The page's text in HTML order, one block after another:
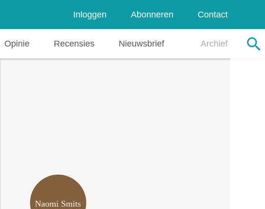
Inloggen Abonneren Contact
Opinie Recensies Nieuwsbrief Archief
Zoeken
Naomi Smits